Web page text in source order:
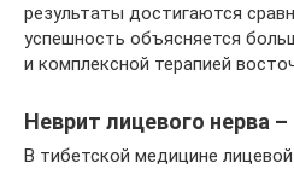
результаты достигаются
успешность объясняется
и комплексной терапией
Неврит лицевого нерва
В тибетской медицине